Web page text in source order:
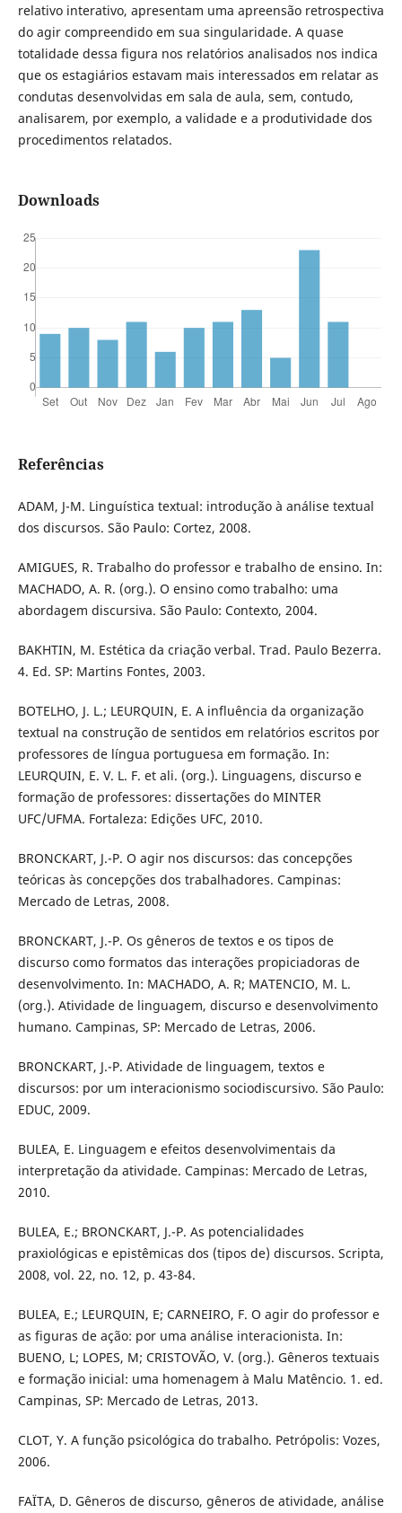
relativo interativo, apresentam uma apreensão retrospectiva
do agir compreendido em sua singularidade. A quase
totalidade dessa figura nos relatórios analisados nos indica
que os estagiários estavam mais interessados em relatar as
condutas desenvolvidas em sala de aula, sem, contudo,
analisarem, por exemplo, a validade e a produtividade dos
procedimentos relatados.
Downloads
Referências
ADAM, J-M. Linguística textual: introdução à análise textual
dos discursos. São Paulo: Cortez, 2008.
AMIGUES, R. Trabalho do professor e trabalho de ensino. In:
MACHADO, A. R. (org.). O ensino como trabalho: uma
abordagem discursiva. São Paulo: Contexto, 2004.
BAKHTIN, M. Estética da criação verbal. Trad. Paulo Bezerra.
4. Ed. SP: Martins Fontes, 2003.
BOTELHO, J. L.; LEURQUIN, E. A influência da organização
textual na construção de sentidos em relatórios escritos por
professores de língua portuguesa em formação. In:
LEURQUIN, E. V. L. F. et ali. (org.). Linguagens, discurso e
formação de professores: dissertações do MINTER
UFC/UFMA. Fortaleza: Edições UFC, 2010.
BRONCKART, J.-P. O agir nos discursos: das concepções
teóricas às concepções dos trabalhadores. Campinas:
Mercado de Letras, 2008.
BRONCKART, J.-P. Os gêneros de textos e os tipos de
discurso como formatos das interações propiciadoras de
desenvolvimento. In: MACHADO, A. R; MATENCIO, M. L.
(org.). Atividade de linguagem, discurso e desenvolvimento
humano. Campinas, SP: Mercado de Letras, 2006.
BRONCKART, J.-P. Atividade de linguagem, textos e
discursos: por um interacionismo sociodiscursivo. São Paulo:
EDUC, 2009.
BULEA, E. Linguagem e efeitos desenvolvimentais da
interpretação da atividade. Campinas: Mercado de Letras,
2010.
BULEA, E.; BRONCKART, J.-P. As potencialidades
praxiológicas e epistêmicas dos (tipos de) discursos. Scripta,
2008, vol. 22, no. 12, p. 43-84.
BULEA, E.; LEURQUIN, E; CARNEIRO, F. O agir do professor e
as figuras de ação: por uma análise interacionista. In:
BUENO, L; LOPES, M; CRISTOVÃO, V. (org.). Gêneros textuais
e formação inicial: uma homenagem à Malu Matêncio. 1. ed.
Campinas, SP: Mercado de Letras, 2013.
CLOT, Y. A função psicológica do trabalho. Petrópolis: Vozes,
2006.
FAÏTA, D. Gêneros de discurso, gêneros de atividade, análise